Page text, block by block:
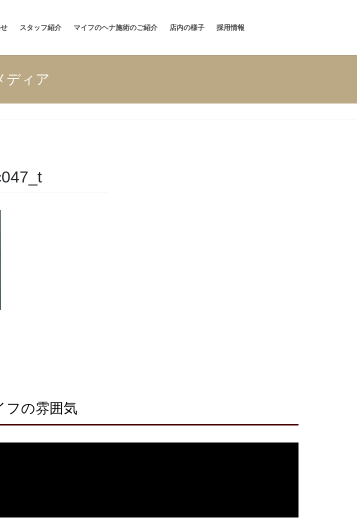
スタッフ紹介 マイフのヘナ施術のご紹介 店内の様子 採用情報
ディア
フの雰囲気